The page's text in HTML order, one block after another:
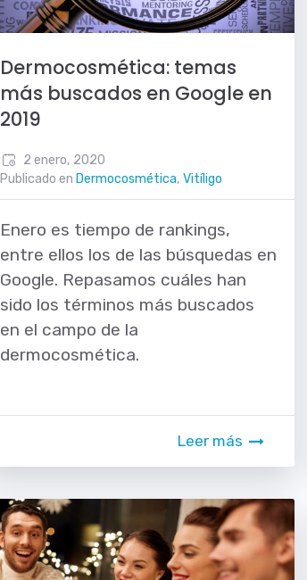
Dermocosmética: temas
más buscados en Google en
2019
2 enero, 2020
Publicado en Dermocosmética, Vitíligo
Enero es tiempo de rankings,
entre ellos los de las búsquedas en
Google. Repasamos cuáles han
sido los términos más buscados
en el campo de la
dermocosmética.
Leer más